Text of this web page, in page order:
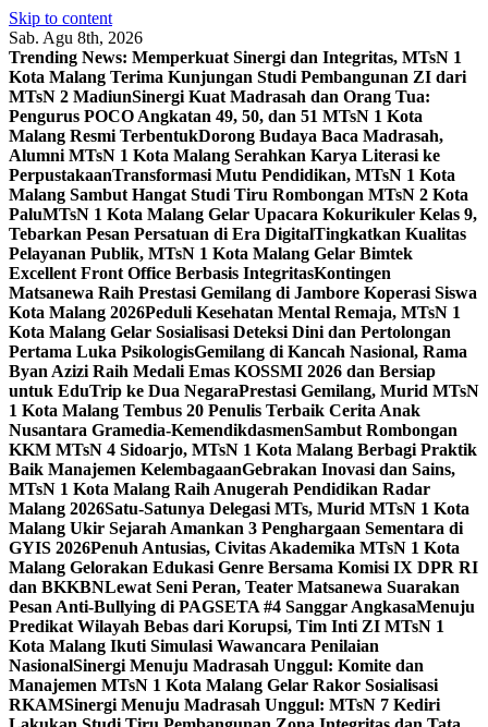
Skip to content
Sab. Agu 8th, 2026
Trending News: Memperkuat Sinergi dan Integritas, MTsN 1
Kota Malang Terima Kunjungan Studi Pembangunan ZI dari
MTsN 2 MadiunSinergi Kuat Madrasah dan Orang Tua:
Pengurus POCO Angkatan 49, 50, dan 51 MTsN 1 Kota
Malang Resmi TerbentukDorong Budaya Baca Madrasah,
Alumni MTsN 1 Kota Malang Serahkan Karya Literasi ke
PerpustakaanTransformasi Mutu Pendidikan, MTsN 1 Kota
Malang Sambut Hangat Studi Tiru Rombongan MTsN 2 Kota
PaluMTsN 1 Kota Malang Gelar Upacara Kokurikuler Kelas 9,
Tebarkan Pesan Persatuan di Era DigitalTingkatkan Kualitas
Pelayanan Publik, MTsN 1 Kota Malang Gelar Bimtek
Excellent Front Office Berbasis IntegritasKontingen
Matsanewa Raih Prestasi Gemilang di Jambore Koperasi Siswa
Kota Malang 2026Peduli Kesehatan Mental Remaja, MTsN 1
Kota Malang Gelar Sosialisasi Deteksi Dini dan Pertolongan
Pertama Luka PsikologisGemilang di Kancah Nasional, Rama
Byan Azizi Raih Medali Emas KOSSMI 2026 dan Bersiap
untuk EduTrip ke Dua NegaraPrestasi Gemilang, Murid MTsN
1 Kota Malang Tembus 20 Penulis Terbaik Cerita Anak
Nusantara Gramedia-KemendikdasmenSambut Rombongan
KKM MTsN 4 Sidoarjo, MTsN 1 Kota Malang Berbagi Praktik
Baik Manajemen KelembagaanGebrakan Inovasi dan Sains,
MTsN 1 Kota Malang Raih Anugerah Pendidikan Radar
Malang 2026Satu-Satunya Delegasi MTs, Murid MTsN 1 Kota
Malang Ukir Sejarah Amankan 3 Penghargaan Sementara di
GYIS 2026Penuh Antusias, Civitas Akademika MTsN 1 Kota
Malang Gelorakan Edukasi Genre Bersama Komisi IX DPR RI
dan BKKBNLewat Seni Peran, Teater Matsanewa Suarakan
Pesan Anti-Bullying di PAGSETA #4 Sanggar AngkasaMenuju
Predikat Wilayah Bebas dari Korupsi, Tim Inti ZI MTsN 1
Kota Malang Ikuti Simulasi Wawancara Penilaian
NasionalSinergi Menuju Madrasah Unggul: Komite dan
Manajemen MTsN 1 Kota Malang Gelar Rakor Sosialisasi
RKAMSinergi Menuju Madrasah Unggul: MTsN 7 Kediri